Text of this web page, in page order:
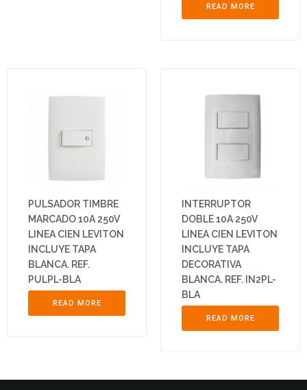
READ MORE
PULSADOR TIMBRE
MARCADO 10A 250V
LINEA CIEN LEVITON
INCLUYE TAPA
BLANCA. REF.
PULPL-BLA
READ MORE
INTERRUPTOR
DOBLE 10A 250V
LINEA CIEN LEVITON
INCLUYE TAPA
DECORATIVA
BLANCA. REF. IN2PL-
BLA
READ MORE